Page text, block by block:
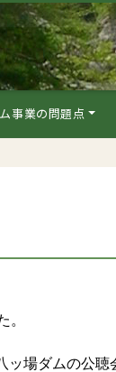
事業の問題点
。
場ダムの公